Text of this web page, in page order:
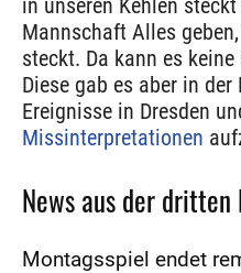
in unseren Kehlen
Mannschaft Alles
steckt. Da kann es
Diese gab es aber in
Ereignisse in Dresden
Missinterpretationen
News aus der dritten
Montagsspiel endet